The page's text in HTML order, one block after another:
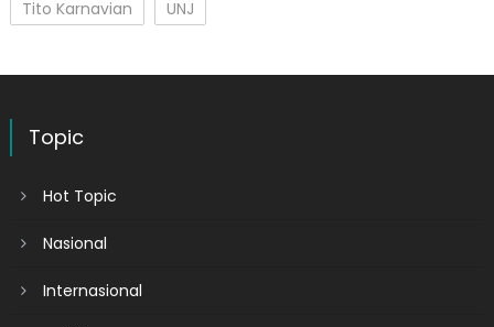
Tito Karnavian
UNJ
Topic
Hot Topic
Nasional
Internasional